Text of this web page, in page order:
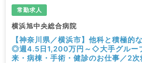
常勤求人
横浜旭中央総合病院
【神奈川県／横浜市】他科と積極的
◎週4.5日1,200万円～◇大手グルー
来・病棟・手術・健診のお仕事／2次